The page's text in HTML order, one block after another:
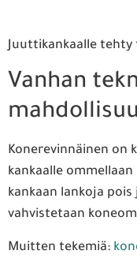
Juuttikankaalle tehty
Vanhan
Konerevinnäinen on
kankaalle
kankaan lankoja
vahvistetaan
Muitten tekemiä: